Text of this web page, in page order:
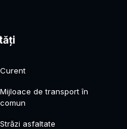
Curent
Mijloace de transport în
comun
Străzi asfaltate